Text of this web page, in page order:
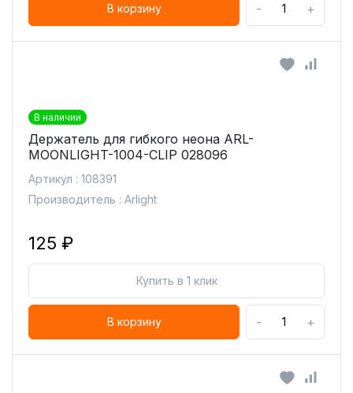
В корзину - +
В наличии
Держатель для гибкого неона ARL-
MOONLIGHT-1004-CLIP 028096
Артикул : 108391
Производитель : Arlight
125 ₽
Купить в 1 клик
В корзину - +